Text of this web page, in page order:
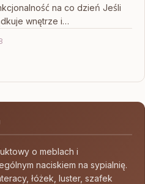
na co dzień Jeśli
wnętrze i…
o meblach i
naciskiem na sypialnię.
łóżek, luster, szafek